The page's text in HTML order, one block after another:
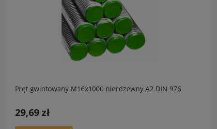
Pręt gwintowany M16x1000 nierdzewny A2 DIN 976
29,69 zł